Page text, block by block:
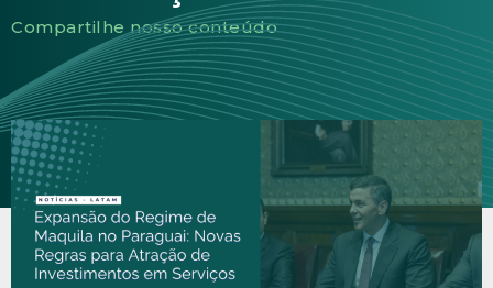
Compartilhe nosso conteúdo